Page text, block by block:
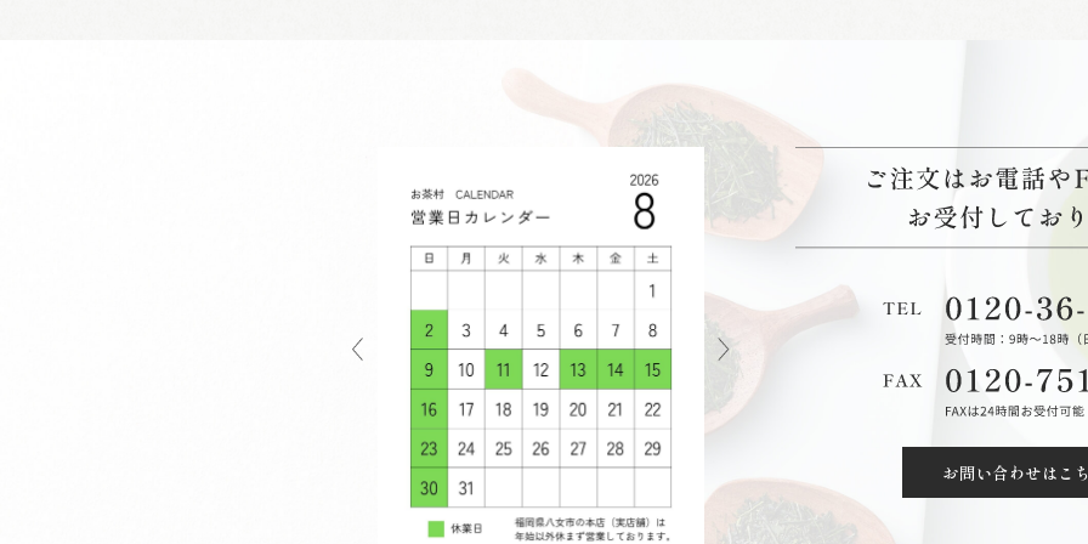
お問い合わせはこ